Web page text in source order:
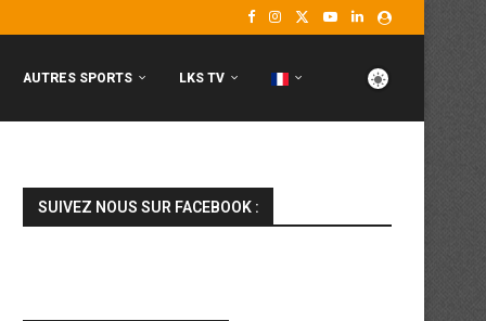
AUTRES SPORTS LKS TV
SUIVEZ NOUS SUR FACEBOOK :